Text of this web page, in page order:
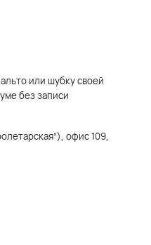
или шубку своей
без записи
офис 109,